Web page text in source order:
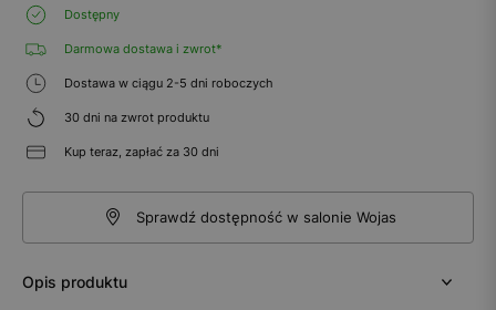
Dostępny
Darmowa dostawa i zwrot*
Dostawa w ciągu 2-5 dni roboczych
30 dni na zwrot produktu
Kup teraz, zapłać za 30 dni
Sprawdź dostępność w salonie Wojas
Opis produktu